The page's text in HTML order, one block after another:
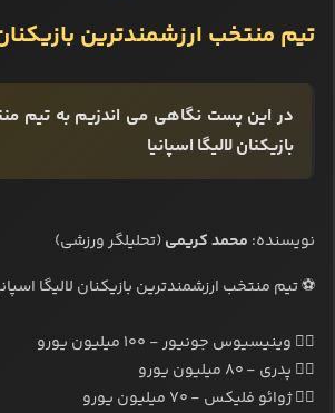
تیم منتخب ارزشمندترین بازیکنان
در این پست نگاهی می اندزیم به تیم
بازیکنان لالیگا اسپانیا
نویسنده: محمد کریمی(تحلیلگر ورزشی)
⚽ تیم منتخب ارزشمندترین بازیکنان لالیگا
۱️⃣ وینیسیوس جونیور - ۱۰۰ میلیون یورو
۲️⃣ پدری - ۸۰ میلیون یورو
۳️⃣ ژوائو فلیکس - ۷۰ میلیون یورو